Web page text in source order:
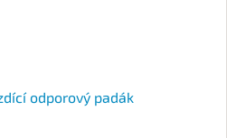
odporový padák